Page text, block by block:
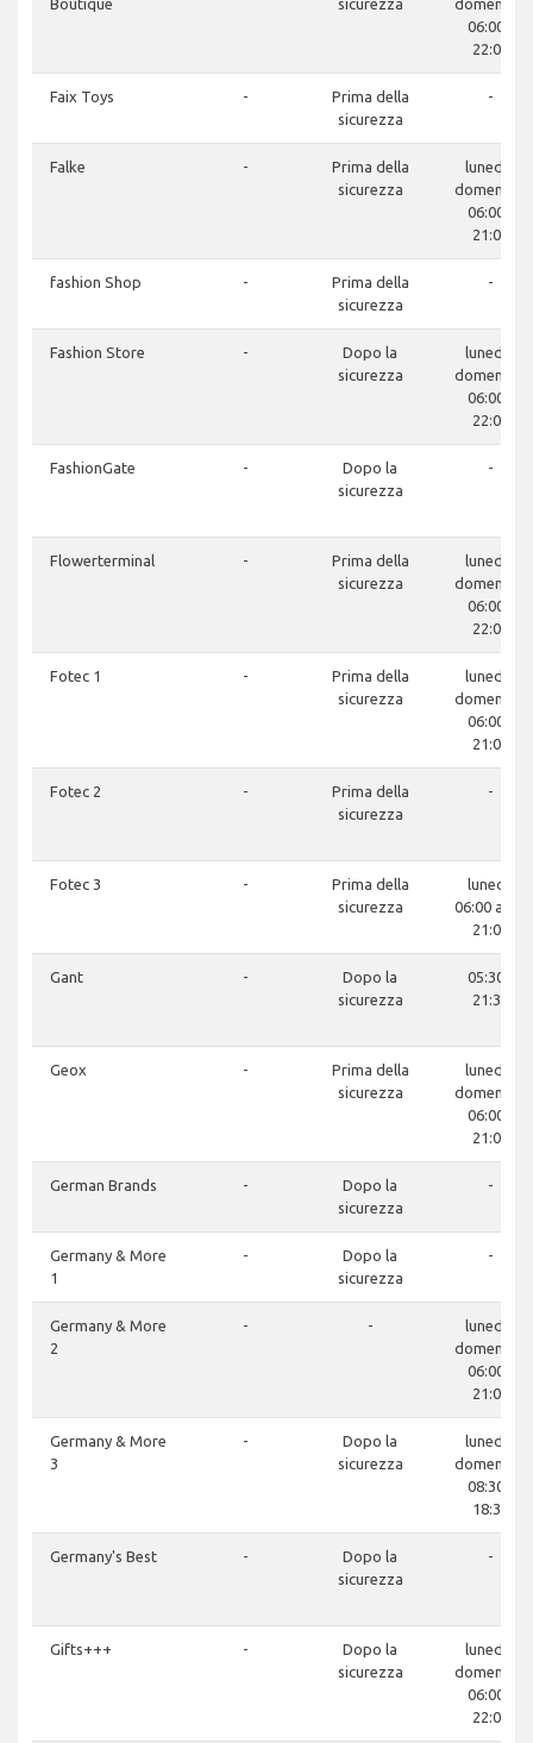
Boutique sicurezza
domenica:
06:00 -
22:00
Faix Toys -
Prima della
sicurezza
-
Falke -
Prima della
sicurezza
lunedì -
domenica:
06:00 -
21:00
fashion Shop -
Prima della
sicurezza
-
Fashion Store -
Dopo la
sicurezza
lunedì -
domenica:
06:00 -
22:00
FashionGate -
Dopo la
sicurezza
-
Flowerterminal -
Prima della
sicurezza
lunedì -
domenica:
06:00 -
22:00
Fotec 1 -
Prima della
sicurezza
lunedì -
domenica:
06:00 -
21:00
Fotec 2 -
Prima della
sicurezza
-
Fotec 3 -
Prima della
sicurezza
lunedì:
06:00 am -
21:00
Gant -
Dopo la
sicurezza
05:30 -
21:30
Geox -
Prima della
sicurezza
lunedì -
domenica:
06:00 -
21:00
German Brands -
Dopo la
sicurezza
-
Germany & More
1
-
Dopo la
sicurezza
-
Germany & More
2
- -
lunedì -
domenica:
06:00 -
21:00
Germany & More
3
-
Dopo la
sicurezza
lunedì -
domenica:
08:30 -
18:30
Germany's Best -
Dopo la
sicurezza
-
Gifts+++ -
Dopo la
sicurezza
lunedì -
domenica:
06:00 -
22:00